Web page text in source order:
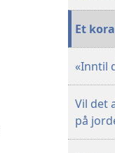
Et
«Inntil
Vil det
på